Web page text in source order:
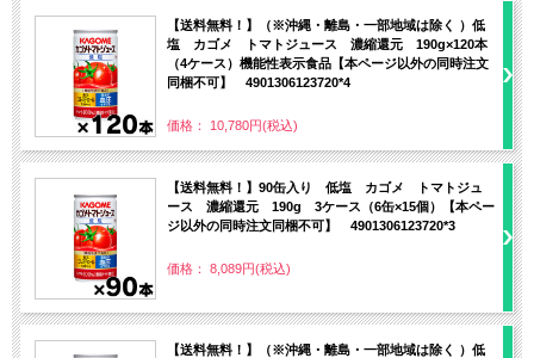
【送料無料！】（※沖縄・離島・一部地域は除く ）低
塩 カゴメ トマトジュース 濃縮還元 190g×120本
（4ケース）機能性表示食品【本ページ以外の同時注文
同梱不可】 4901306123720*4
価格： 10,780円(税込)
【送料無料！】90缶入り 低塩 カゴメ トマトジュ
ース 濃縮還元 190g 3ケース（6缶×15個）【本ペー
ジ以外の同時注文同梱不可】 4901306123720*3
価格： 8,089円(税込)
【送料無料！】（※沖縄・離島・一部地域は除く ）低